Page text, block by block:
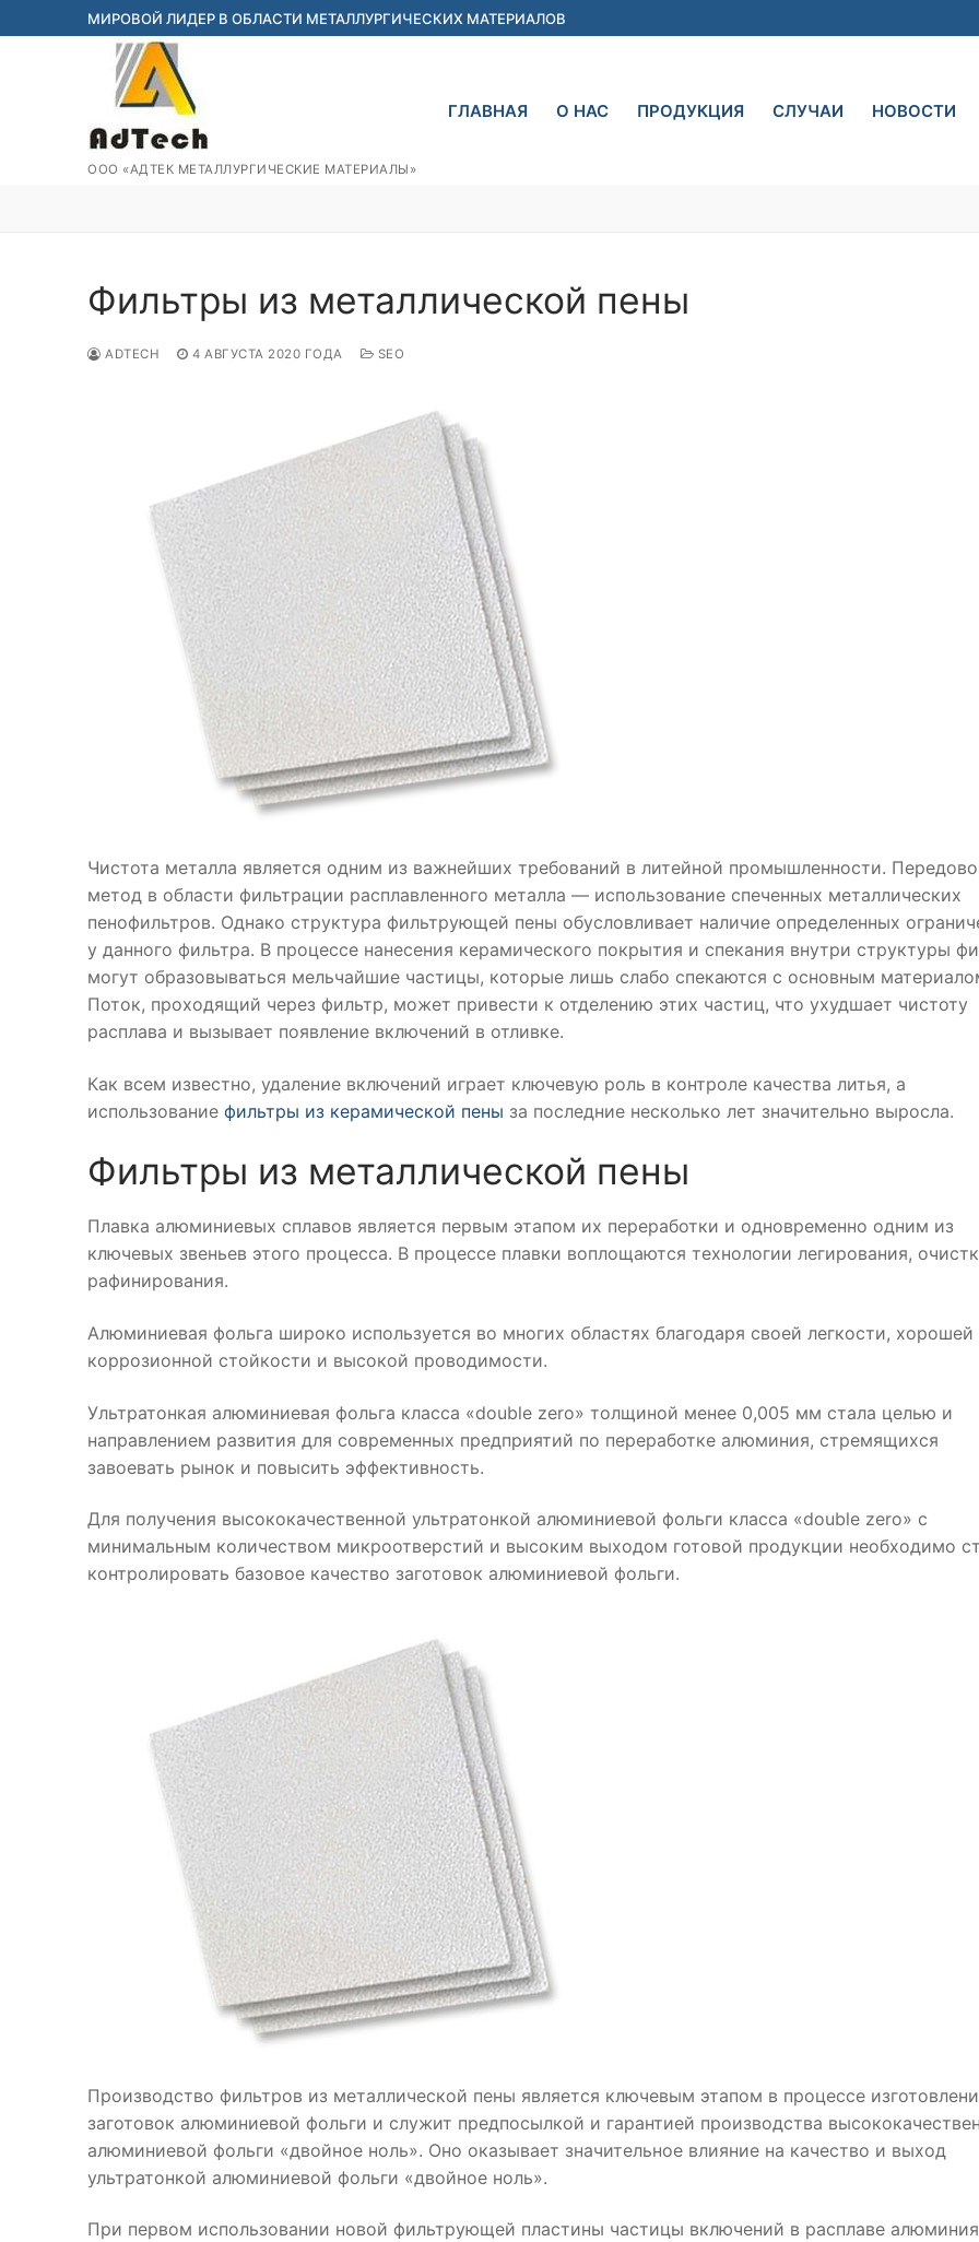
к
содержимому
МИРОВОЙ ЛИДЕР В ОБЛАСТИ МЕТАЛЛУРГИЧЕСКИХ МАТЕРИАЛОВ
ООО «АДТЕК МЕТАЛЛУРГИЧЕСКИЕ МАТЕРИАЛЫ»
ГЛАВНАЯ О НАС ПРОДУКЦИЯ СЛУЧАИ НОВОСТИ
Фильтры из металлической пены
ADTECH 4 АВГУСТА 2020 ГОДА SEO
Чистота металла является одним из важнейших требований в литейной промышленности.
метод в области фильтрации расплавленного металла — использование спеченных металлических
пенофильтров. Однако структура фильтрующей пены обусловливает наличие определенных
у данного фильтра. В процессе нанесения керамического покрытия и спекания внутри структуры
могут образовываться мельчайшие частицы, которые лишь слабо спекаются с основным
Поток, проходящий через фильтр, может привести к отделению этих частиц, что ухудшает чистоту
расплава и вызывает появление включений в отливке.
Как всем известно, удаление включений играет ключевую роль в контроле качества литья, а
использование фильтры из керамической пены за последние несколько лет значительно выросла.
Фильтры из металлической пены
Плавка алюминиевых сплавов является первым этапом их переработки и одновременно одним из
ключевых звеньев этого процесса. В процессе плавки воплощаются технологии легирования,
рафинирования.
Алюминиевая фольга широко используется во многих областях благодаря своей легкости, хорошей
коррозионной стойкости и высокой проводимости.
Ультратонкая алюминиевая фольга класса «double zero» толщиной менее 0,005 мм стала целью и
направлением развития для современных предприятий по переработке алюминия, стремящихся
завоевать рынок и повысить эффективность.
Для получения высококачественной ультратонкой алюминиевой фольги класса «double zero» с
минимальным количеством микроотверстий и высоким выходом готовой продукции необходимо
контролировать базовое качество заготовок алюминиевой фольги.
Производство фильтров из металлической пены является ключевым этапом в процессе
заготовок алюминиевой фольги и служит предпосылкой и гарантией производства
алюминиевой фольги «двойное ноль». Оно оказывает значительное влияние на качество и выход
ультратонкой алюминиевой фольги «двойное ноль».
При первом использовании новой фильтрующей пластины частицы включений в расплаве